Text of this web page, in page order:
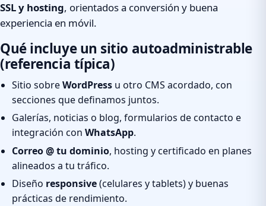
SSL y hosting, orientados a conversión y buena
experiencia en móvil.
Qué incluye un sitio autoadministrable
(referencia típica)
Sitio sobreWordPress u otro CMS acordado, con
secciones que definamos juntos.
Galerías, noticias o blog, formularios de contacto e
integración con WhatsApp.
Correo @ tu dominio, hosting y certificado en planes
alineados a tu tráfico.
Diseño responsive(celulares y tablets) y buenas
prácticas de rendimiento.